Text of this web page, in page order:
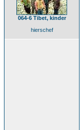
064-6 Tibet, kinder
hierschef